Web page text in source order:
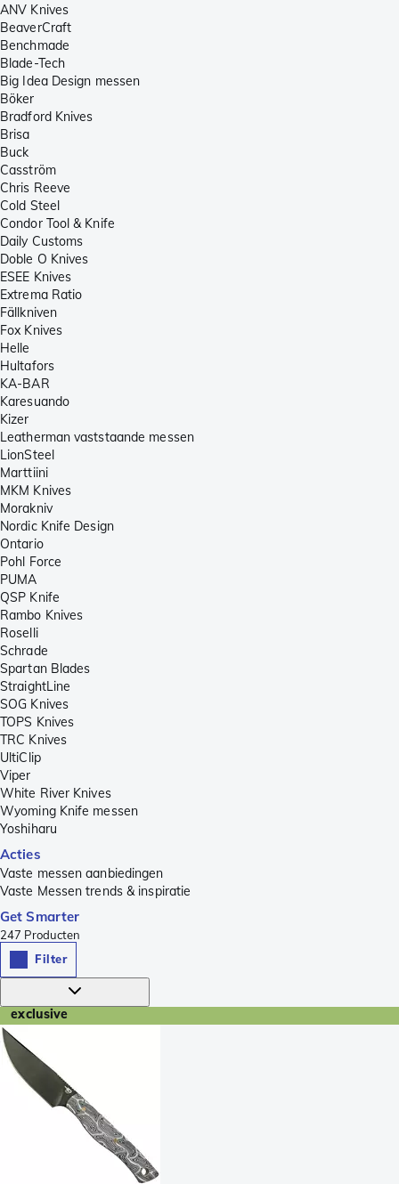
ANV Knives
BeaverCraft
Benchmade
Blade-Tech
Big Idea Design messen
Böker
Bradford Knives
Brisa
Buck
Casström
Chris Reeve
Cold Steel
Condor Tool & Knife
Daily Customs
Doble O Knives
ESEE Knives
Extrema Ratio
Fällkniven
Fox Knives
Helle
Hultafors
KA-BAR
Karesuando
Kizer
Leatherman vaststaande messen
LionSteel
Marttiini
MKM Knives
Morakniv
Nordic Knife Design
Ontario
Pohl Force
PUMA
QSP Knife
Rambo Knives
Roselli
Schrade
Spartan Blades
StraightLine
SOG Knives
TOPS Knives
TRC Knives
UltiClip
Viper
White River Knives
Wyoming Knife messen
Yoshiharu
Acties
Vaste messen aanbiedingen
Vaste Messen trends & inspiratie
Get Smarter
247 Producten
Filter
exclusive